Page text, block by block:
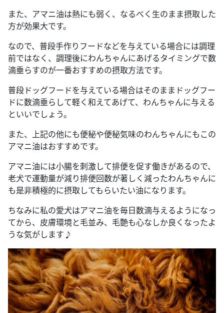
また、アマニ油は熱にも弱く、なるべく生のまま摂取した
方が効果大です。
なので、普段手作りフードなどを与えている場合には調理
前ではなく、調理後にわんちゃんにあげるタイミングで数
滴垂らすのが一番おすすめの摂取方法です。
普段ドッグフードを与えている場合はそのままドッグフー
ドに数滴垂らして軽く和えてあげて、わんちゃんに与える
といいでしょう。
また、上記の他にも便秘や便秘気味のわんちゃんにもこの
アマニ油はおすすめです。
アマニ油には小腸を刺激して排便を促す働きがあるので、
老犬で運動量が減り排便回数が著しく減ったわんちゃんに
も是非積極的に摂取してもらいたい油になります。
ちなみに私の愛犬はアマニ油を毎日数滴与えるようになっ
てから、皮膚環境と毛並み、毛艶も心なしか良くなったよ
うな気がします♪